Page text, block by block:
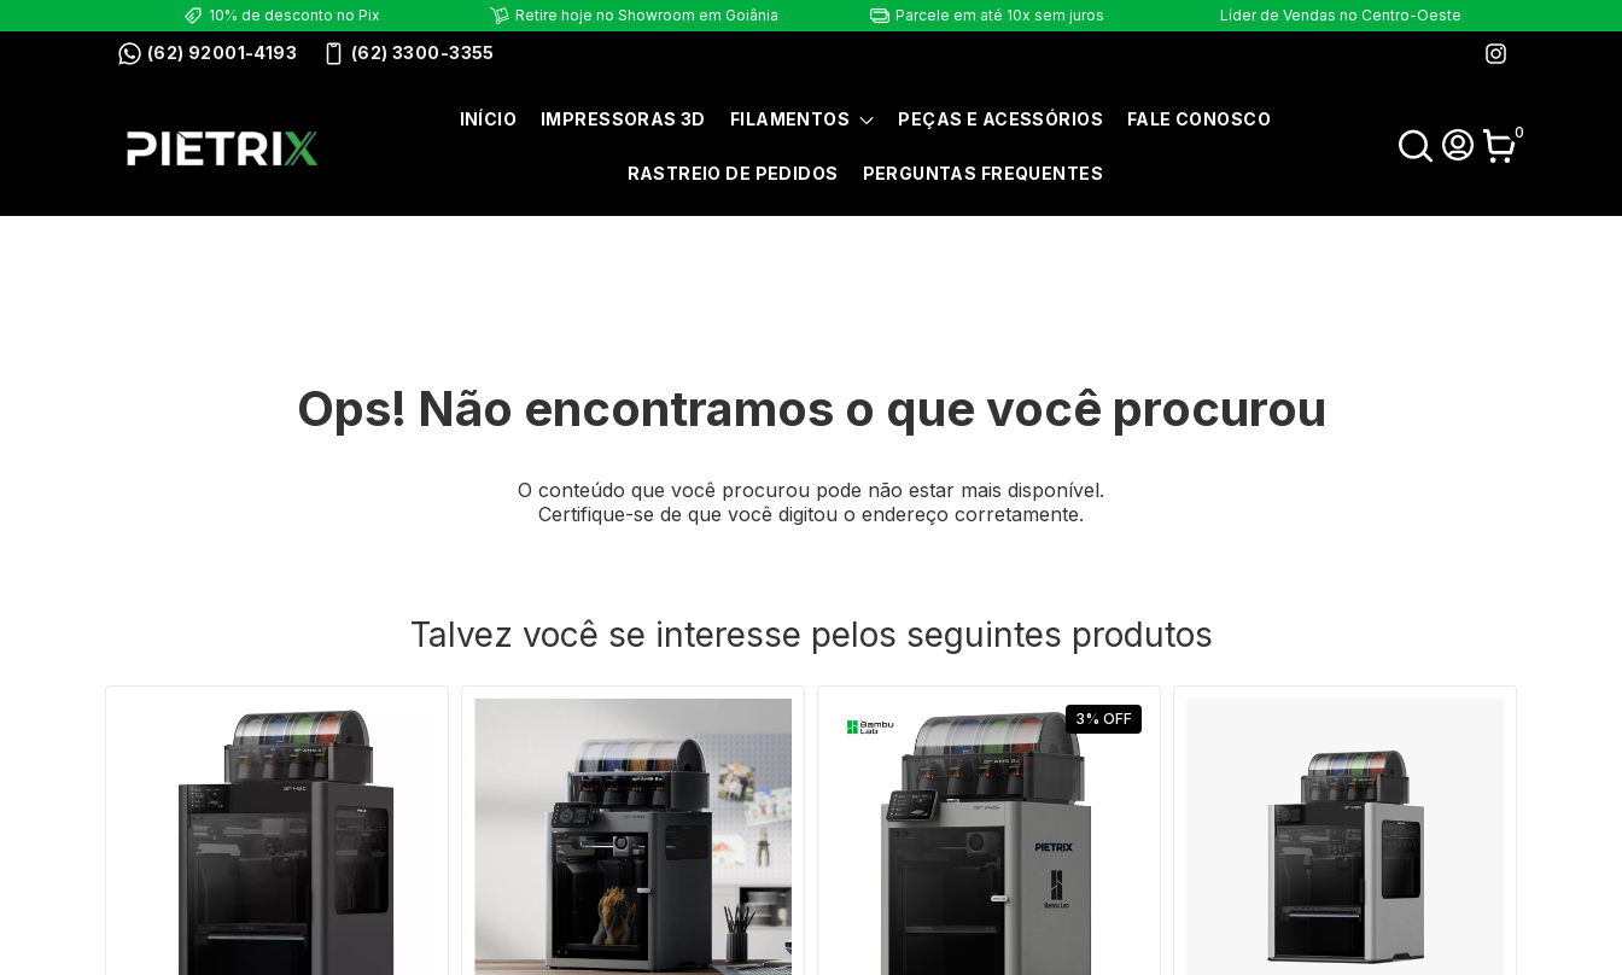
10% de desconto no Pix Retire hoje no Showroom em Goiânia Parcele em até 10x sem juros Líder de Vendas no Centro-Oeste
(62) 92001-4193 (62) 3300-3355
INÍCIO IMPRESSORAS 3D FILAMENTOS PEÇAS E ACESSÓRIOS FALE CONOSCO
RASTREIO DE PEDIDOS PERGUNTAS FREQUENTES
0
Ops! Não encontramos o que você procurou
O conteúdo que você procurou pode não estar mais disponível.
Certifique-se de que você digitou o endereço corretamente.
Talvez você se interesse pelos seguintes produtos
3% OFF